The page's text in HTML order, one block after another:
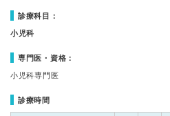
診療科目：
小児科
専門医・資格：
小児科専門医
診療時間